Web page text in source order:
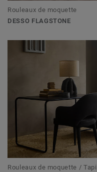
Rouleaux de moquette
DESSO FLAGSTONE
Rouleaux de moquette /